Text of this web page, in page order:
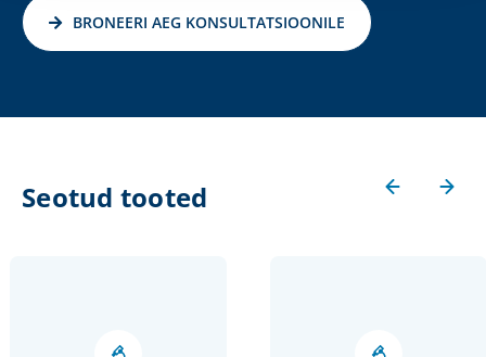
BRONEERI AEG KONSULTATSIOONILE
Seotud tooted